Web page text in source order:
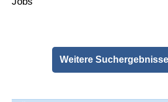
Weitere